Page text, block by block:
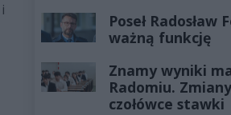
i
Poseł Radosław
ważną funkcję
Znamy wyniki
Radomiu.
czołówce stawki